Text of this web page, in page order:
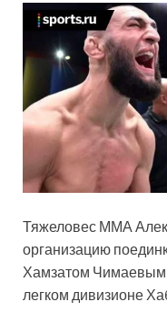
Тяжеловес ММА
организацию
Хамзатом Чимаевым
легком дивизионе